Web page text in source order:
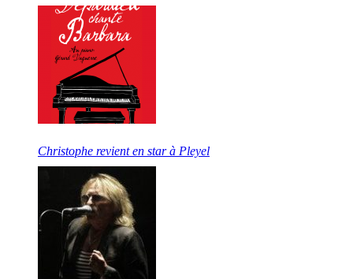
Christophe revient en star à Pleyel